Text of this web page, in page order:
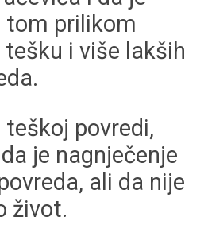
tom prilikom
i više lakših
teškoj povredi,
je nagnječenje
ali da nije
život.